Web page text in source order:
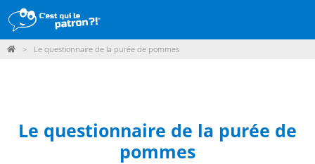
POINTS DE VENTE
PARTICIPER
> Le questionnaire de la purée de pommes
Le questionnaire de la purée de
pommes